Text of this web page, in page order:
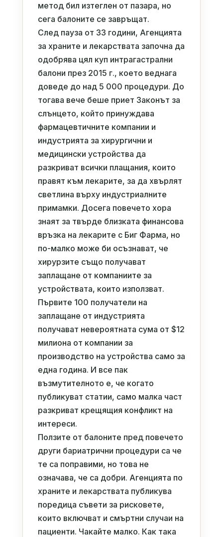
метод бил изтеглен от пазара, но
сега балоните се завръщат.
След пауза от 33 години, Агенцията
за храните и лекарствата започна да
одобрява цял куп интрагастрални
балони през 2015 г., което веднага
доведе до над 5 000 процедури. До
тогава вече беше приет Законът за
слънцето, който принуждава
фармацевтичните компании и
индустрията за хирургични и
медицински устройства да
разкриват всички плащания, които
правят към лекарите, за да хвърлят
светлина върху индустриалните
примамки. Досега повечето хора
знаят за твърде близката финансова
връзка на лекарите с Биг Фарма, но
по-малко може би осъзнават, че
хирурзите също получават
заплащане от компаниите за
устройствата, които използват.
Първите 100 получатели на
заплащане от индустрията
получават невероятната сума от $12
милиона от компании за
производство на устройства само за
една година. И все пак
възмутителното е, че когато
публикуват статии, само малка част
разкриват крещящия конфликт на
интереси.
Ползите от балоните пред повечето
други бариатрични процедури са че
те са поправими, но това не
означава, че са добри. Агенцията по
храните и лекарствата публикува
поредица съвети за рисковете,
които включват и смъртни случаи на
пациенти. Чакайте малко. Как така